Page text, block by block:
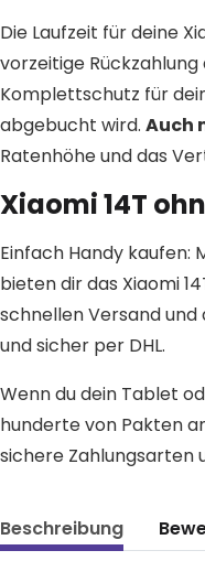
Die Laufzeit für deine
vorzeitige
Komplettschutz für
abgebucht wird. Auch
Ratenhöhe und das
Xiaomi 14T
Einfach Handy kaufen:
bieten dir das Xiaomi
schnellen Versand und
und sicher per DHL.
Wenn du dein Tablet
hunderte von Pakten
sichere Zahlungsarten
Beschreibung